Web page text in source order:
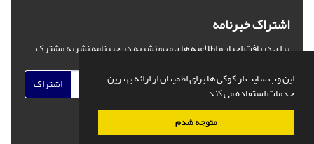
این وب سایت از کوکی ها برای اطمینان از ارائه بهترین
خدمات استفاده می کند.
متوجه شدم
اشتراک خبرنامه
برای دریافت اخبار و اطلاعیه های مهم نشریه در خبرنامه نشریه مشترک
اشتراک